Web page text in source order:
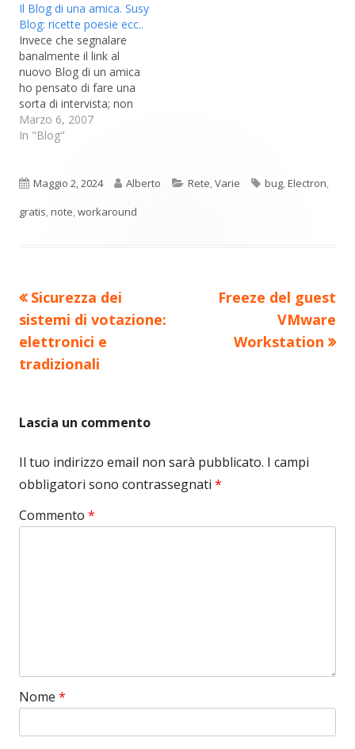
Il Blog di una amica. Susy
Blog: ricette poesie ecc..
Invece che segnalare
banalmente il link al
nuovo Blog di un amica
ho pensato di fare una
sorta di intervista; non
una cosa seria: un mezzo
scherzo. Ecco "l'intervista"
l'idea di un blog? - :)
sperimentare nuovi…
Marzo 6, 2007
In "Blog"
Pubblicato
Maggio 2, 2024 Autore
Alberto Categorie
Rete,Varie Tag
bug,Electron,
gratis,note,workaround
Navigazione
articoli
Precedente
articolo:
Sicurezza dei
sistemi di votazione:
elettronici e
tradizionali
Nuovo
Freeze del guest
VMware
Workstation
Lascia un commento
Il tuo indirizzo email non sarà pubblicato. I campi
obbligatori sono contrassegnati *
Commento *
Nome *